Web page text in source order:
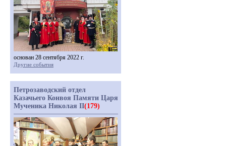
основан 28 сентября 2022 г.
Другие события
Петрозаводский отдел
Казачьего Конвоя Памяти Царя
Мученика Николая II(179)